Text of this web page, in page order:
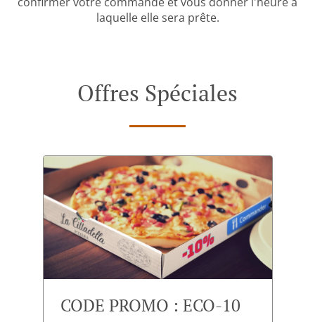
laquelle elle sera prête.
Offres Spéciales
CODE PROMO : ECO-10